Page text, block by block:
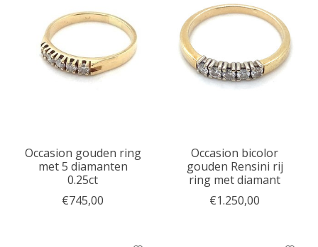
Occasion gouden ring
met 5 diamanten
0.25ct
€745,00
Occasion bicolor
gouden Rensini rij
ring met diamant
€1.250,00